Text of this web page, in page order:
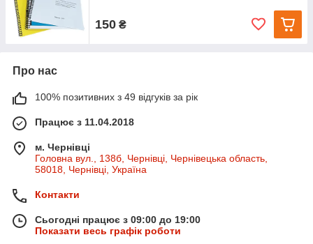
до 200
до 300
100 грн
200 грн
У вартість прошивки входить: пластикова спіраль,
знизу.
Переваги нашої палітурки
Охайний вигляд та зручність користування
документами
Можливість додавання або заміни сторінок
Підходить для дипломів, звітів, презентацій,
Телефонуйте або замовляйте онлайн+380932992558
) – працюємо швидко, якісно та недорого!
150 ₴
Про нас
100% позитивних з 49 відгуків за рік
Працює з 11.04.2018
м. Чернівці
Головна вул., 138б, Чернівці, Чернівецька область,
58018, Чернівці, Україна
Контакти
Сьогодні працює з 09:00 до 19:00
Показати весь графік роботи